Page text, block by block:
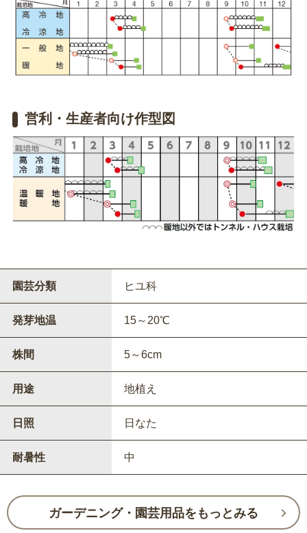
営利・生産者向け作型図
園芸分類 ヒユ科
発芽地温 15～20℃
株間 5～6cm
用途 地植え
日照 日なた
耐暑性 中
ガーデニング・園芸用品をもっとみる